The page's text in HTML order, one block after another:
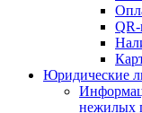
QR-
Юридические
нежилых